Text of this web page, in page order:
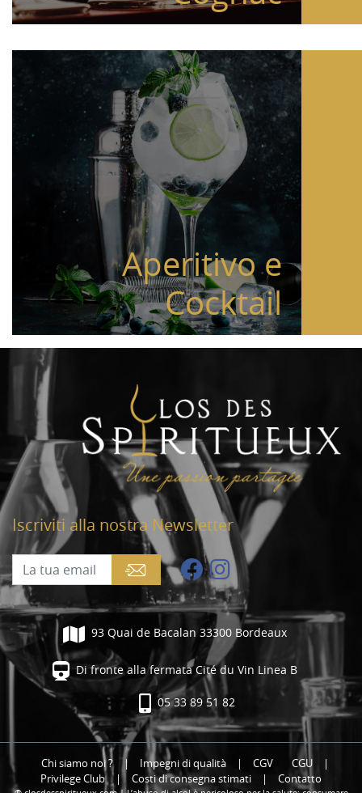
Aperitivo e
Cocktail
Iscriviti alla nostra Newsletter
93 Quai de Bacalan 33300 Bordeaux
Di fronte alla fermata Cité du Vin Linea B
05 33 89 51 82
Chi siamo noi ? | Impegni di qualità | CGV CGU
|
Privilege Club | Costi di consegna stimati | Contatto